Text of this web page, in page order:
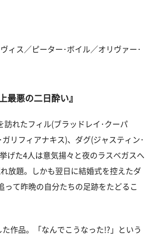
ィス／ピーター･ボイル／オリヴァー･
最悪の二日酔い』
訪れたフィル(ブラッドレイ･クーパ
リフィアナキス)、ダグ(ジャスティン･
げた4人は意気揚々と夜のラスベガスへ
放題。しかも翌日に結婚式を控えたダ
て昨晩の自分たちの足跡をたどるこ
作品。「なんでこうなった!?」という